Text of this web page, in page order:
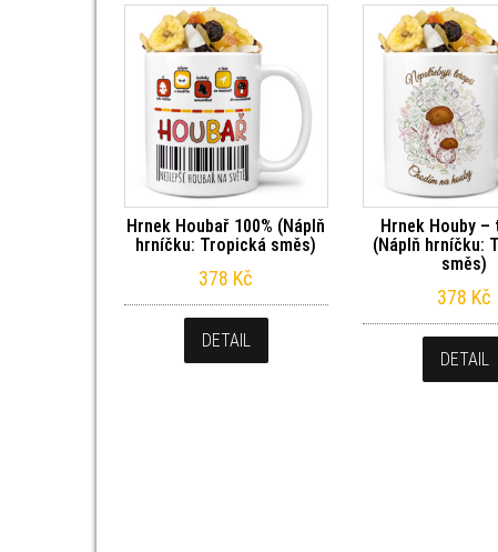
Hrnek Houbař 100% (Náplň
hrníčku: Tropická směs)
378 Kč
DETAIL
Hrnek Houby –
(Náplň hrníčku:
směs)
378 Kč
DETAIL